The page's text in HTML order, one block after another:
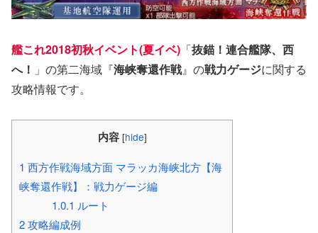
艦これ2018初秋イベント(夏イベ) 「抜錨！連合艦隊、西
へ！ 」の第二海域『海峡奪還作戦』の戦力ゲージに関する
攻略情報です。
内容 [hide]
1 西方作戦海域方面 マラッカ海峡北方【海
峡奪還作戦】：戦力ゲージ編
1.0.1 ルート
2攻略編成例